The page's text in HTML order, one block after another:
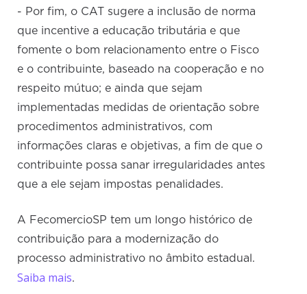
- Por fim, o CAT sugere a inclusão de norma
que incentive a educação tributária e que
fomente o bom relacionamento entre o Fisco
e o contribuinte, baseado na cooperação e no
respeito mútuo; e ainda que sejam
implementadas medidas de orientação sobre
procedimentos administrativos, com
informações claras e objetivas, a fim de que o
contribuinte possa sanar irregularidades antes
que a ele sejam impostas penalidades.
A FecomercioSP tem um longo histórico de
contribuição para a modernização do
processo administrativo no âmbito estadual.
Saiba mais.